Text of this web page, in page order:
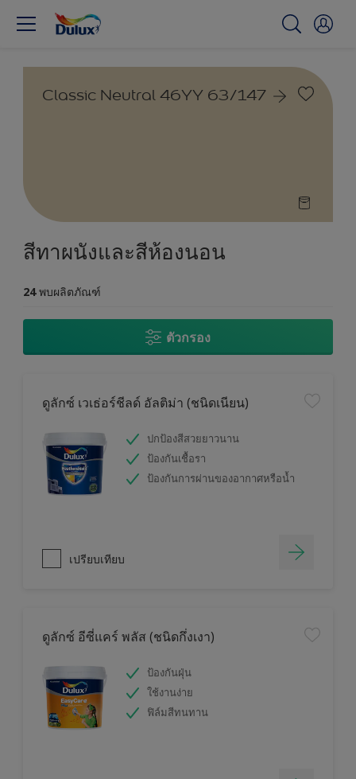
Classic Neutral 46YY 63/147
สีทาผนังและสีห้องนอน
24พบผลิตภัณฑ์
ตัวกรอง
ดูลักซ์ เวเธ่อร์ชีลด์ อัลติม่า (ชนิดเนียน)
ปกป้องสีสวยยาวนาน
ป้องกันเชื้อรา
ป้องกันการผ่านของอากาศหรือน้ำ
เปรียบเทียบ
ดูลักซ์ อีซี่แคร์ พลัส (ชนิดกึ่งเงา)
ป้องกันฝุ่น
ใช้งานง่าย
ฟิล์มสีทนทาน